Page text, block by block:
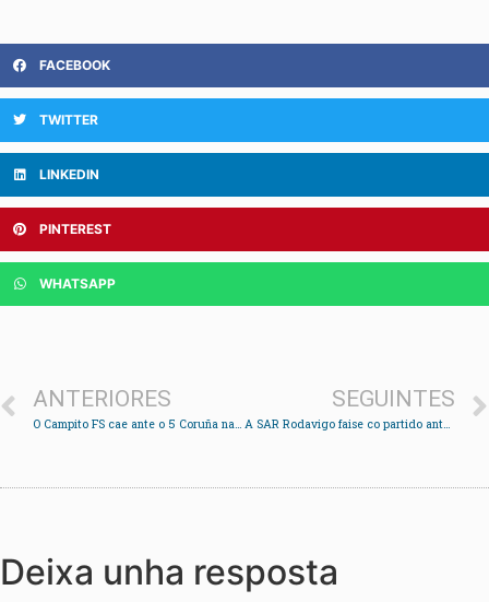
FACEBOOK
TWITTER
LINKEDIN
PINTEREST
WHATSAPP
ANTERIORES
O Campito FS cae ante o 5 Coruña na súa estrea na Terceira Autonómica
SEGUINTES
A SAR Rodavigo faise co partido ante o Carballal
Deixa unha resposta